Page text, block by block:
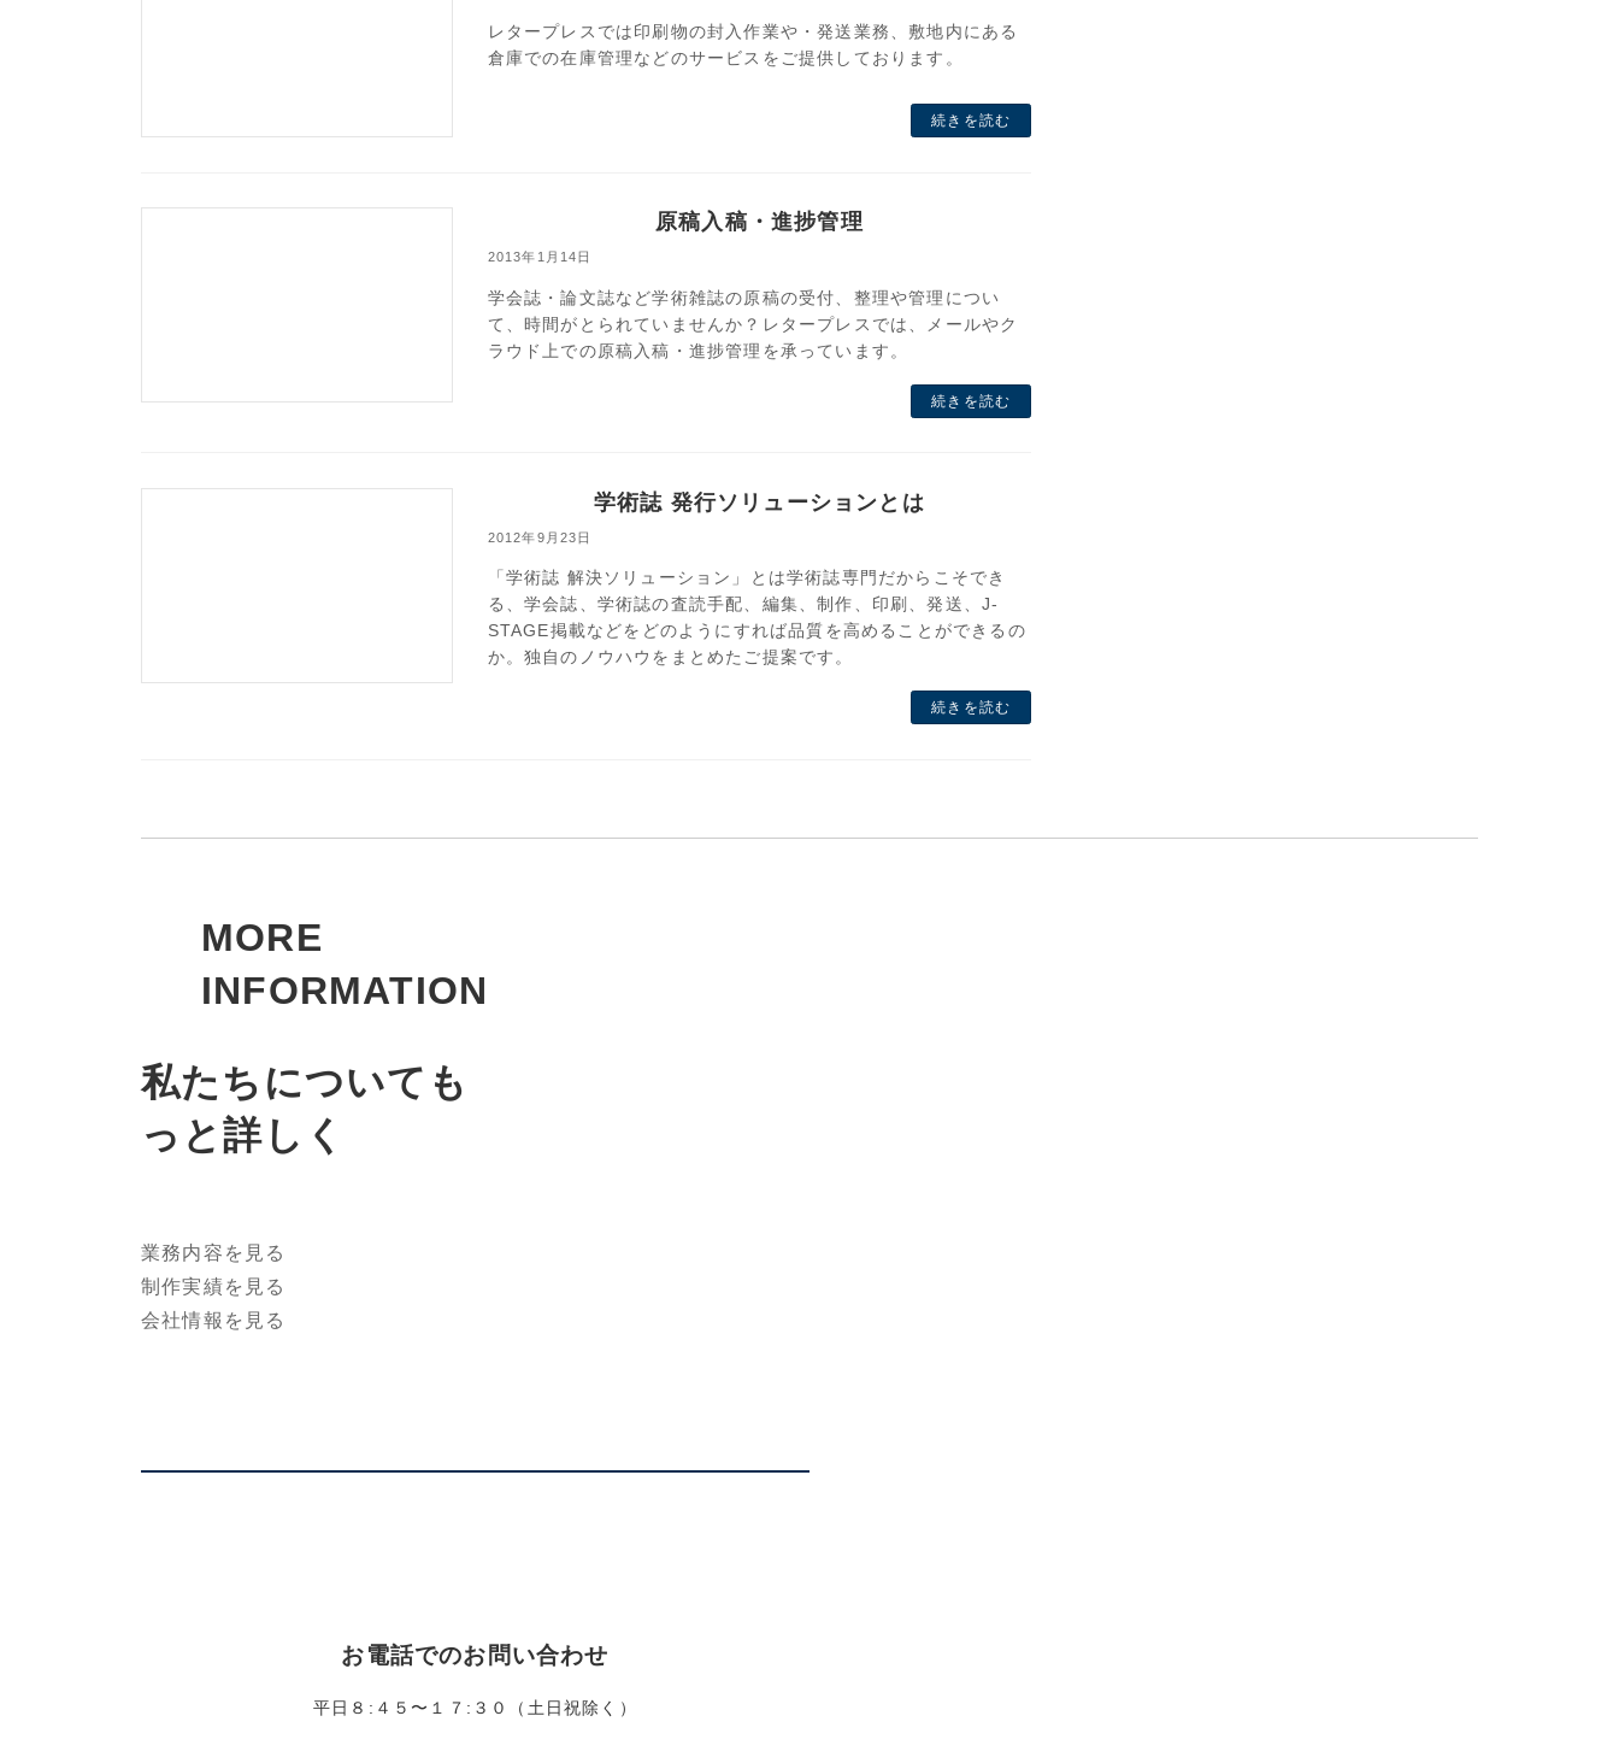
レタープレスでは印刷物の封入作業や・発送業務、敷地内にある
倉庫での在庫管理などのサービスをご提供しております。
続きを読む
原稿入稿・進捗管理
2013年1月14日
学会誌・論文誌など学術雑誌の原稿の受付、整理や管理につい
て、時間がとられていませんか？レタープレスでは、メールやク
ラウド上での原稿入稿・進捗管理を承っています。
続きを読む
学術誌 発行ソリューションとは
2012年9月23日
「学術誌 解決ソリューション」とは学術誌専門だからこそでき
る、学会誌、学術誌の査読手配、編集、制作、印刷、発送、J-
STAGE掲載などをどのようにすれば品質を高めることができるの
か。独自のノウハウをまとめたご提案です。
続きを読む
MORE
INFORMATION
私たちについても
っと詳しく
業務内容を見る
制作実績を見る
会社情報を見る
お電話でのお問い合わせ
平日８:４５〜１７:３０（土日祝除く）